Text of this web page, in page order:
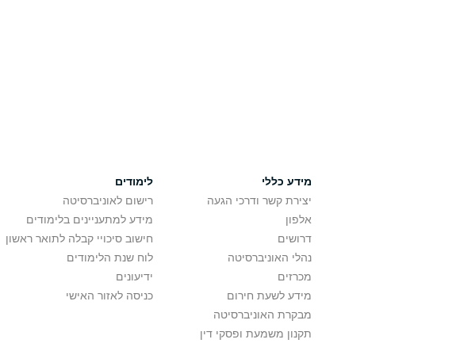
מידע כללי
יצירת קשר ודרכי הגעה
אלפון
דרושים
נהלי האוניברסיטה
מכרזים
מידע לשעת חירום
מבקרת האוניברסיטה
תקנון משמעת ופסקי דין
לימודים
רישום לאוניברסיטה
מידע למתעניינים בלימודים
חישוב סיכויי קבלה לתואר ראשון
לוח שנת הלימודים
ידיעונים
כניסה לאזור האישי